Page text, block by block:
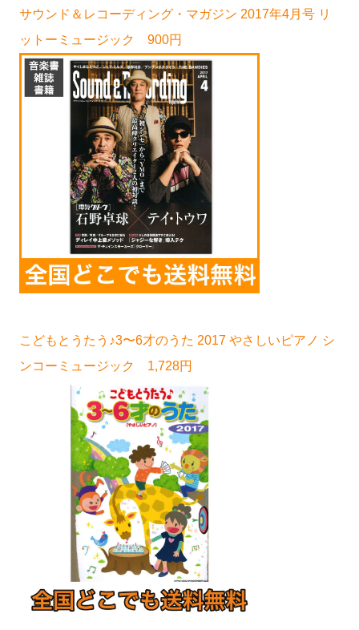
サウンド＆レコーディング・マガジン 2017年4月号 リ
ットーミュージック 900円
こどもとうたう♪3〜6才のうた 2017 やさしいピアノ シ
ンコーミュージック 1,728円